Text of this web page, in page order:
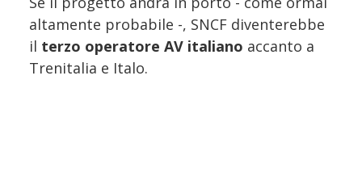
altamente probabile -, SNCF diventerebbe
il terzo operatore AV italiano accanto a
Trenitalia e Italo.